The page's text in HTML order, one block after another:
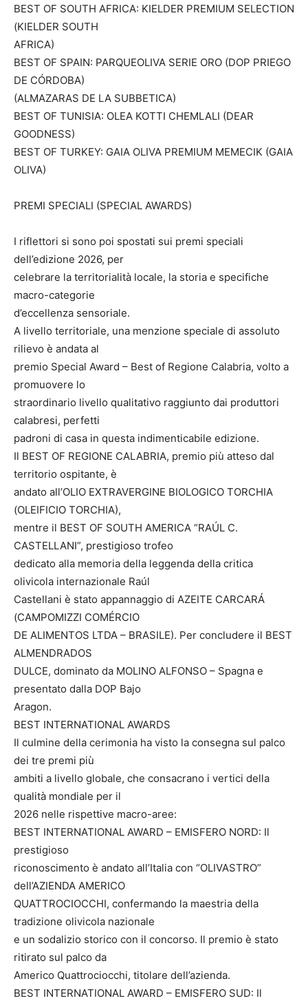
BEST OF SOUTH AFRICA: KIELDER PREMIUM SELECTION
(KIELDER SOUTH
AFRICA)
BEST OF SPAIN: PARQUEOLIVA SERIE ORO (DOP PRIEGO
DE CÓRDOBA)
(ALMAZARAS DE LA SUBBETICA)
BEST OF TUNISIA: OLEA KOTTI CHEMLALI (DEAR
GOODNESS)
BEST OF TURKEY: GAIA OLIVA PREMIUM MEMECIK (GAIA
OLIVA)
PREMI SPECIALI (SPECIAL AWARDS)
I riflettori si sono poi spostati sui premi speciali
dell’edizione 2026, per
celebrare la territorialità locale, la storia e specifiche
macro-categorie
d’eccellenza sensoriale.
A livello territoriale, una menzione speciale di assoluto
rilievo è andata al
premio Special Award – Best of Regione Calabria, volto a
promuovere lo
straordinario livello qualitativo raggiunto dai produttori
calabresi, perfetti
padroni di casa in questa indimenticabile edizione.
Il BEST OF REGIONE CALABRIA, premio più atteso dal
territorio ospitante, è
andato all’OLIO EXTRAVERGINE BIOLOGICO TORCHIA
(OLEIFICIO TORCHIA),
mentre il BEST OF SOUTH AMERICA “RAÚL C.
CASTELLANI”, prestigioso trofeo
dedicato alla memoria della leggenda della critica
olivicola internazionale Raúl
Castellani è stato appannaggio di AZEITE CARCARÁ
(CAMPOMIZZI COMÉRCIO
DE ALIMENTOS LTDA – BRASILE). Per concludere il BEST
ALMENDRADOS
DULCE, dominato da MOLINO ALFONSO – Spagna e
presentato dalla DOP Bajo
Aragon.
BEST INTERNATIONAL AWARDS
Il culmine della cerimonia ha visto la consegna sul palco
dei tre premi più
ambiti a livello globale, che consacrano i vertici della
qualità mondiale per il
2026 nelle rispettive macro-aree:
BEST INTERNATIONAL AWARD – EMISFERO NORD: Il
prestigioso
riconoscimento è andato all’Italia con “OLIVASTRO”
dell’AZIENDA AMERICO
QUATTROCIOCCHI, confermando la maestria della
tradizione olivicola nazionale
e un sodalizio storico con il concorso. Il premio è stato
ritirato sul palco da
Americo Quattrociocchi, titolare dell’azienda.
BEST INTERNATIONAL AWARD – EMISFERO SUD: Il